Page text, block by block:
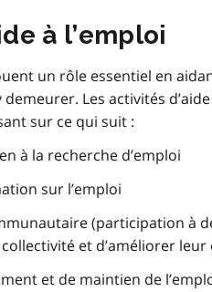
à l’emploi
un rôle essentiel en
Les activités
sur ce qui suit :
à la recherche d’emploi
sur l’emploi
(participation à
et d’améliorer leur
et de maintien de